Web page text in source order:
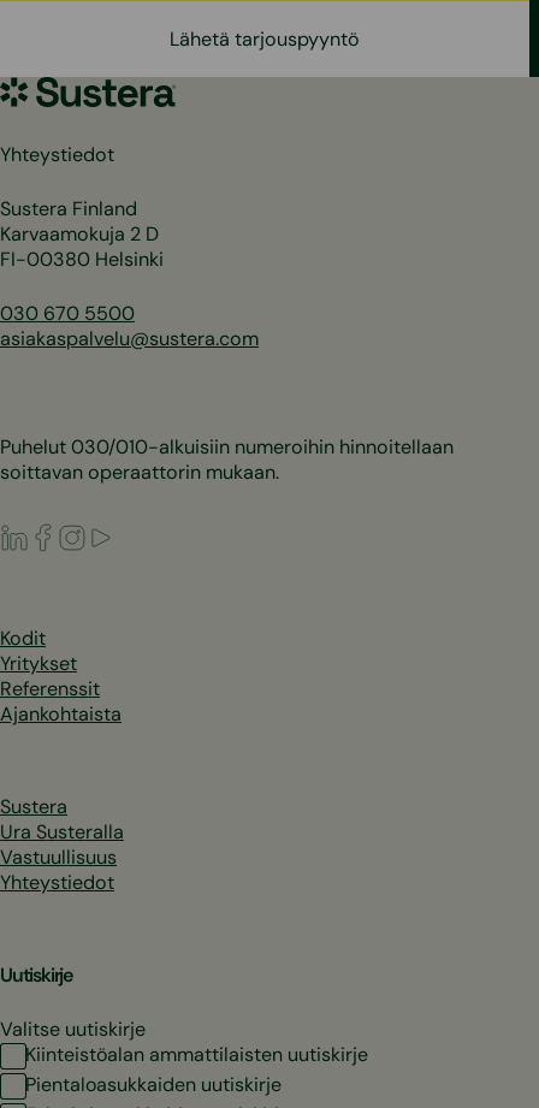
Lähetä tarjouspyyntö
Sustera
Yhteystiedot
Sustera Finland
Karvaamokuja 2 D
FI-00380 Helsinki
030 670 5500
asiakaspalvelu@sustera.com
Puhelut 030/010-alkuisiin numeroihin hinnoitellaan
soittavan operaattorin mukaan.
LinkedIn
Facebook
Instagram
Kodit
Yritykset
Referenssit
Ajankohtaista
Sustera
Ura Susteralla
Vastuullisuus
Yhteystiedot
Uutiskirje
Valitse uutiskirje
Kiinteistöalan ammattilaisten uutiskirje
Pientaloasukkaiden uutiskirje